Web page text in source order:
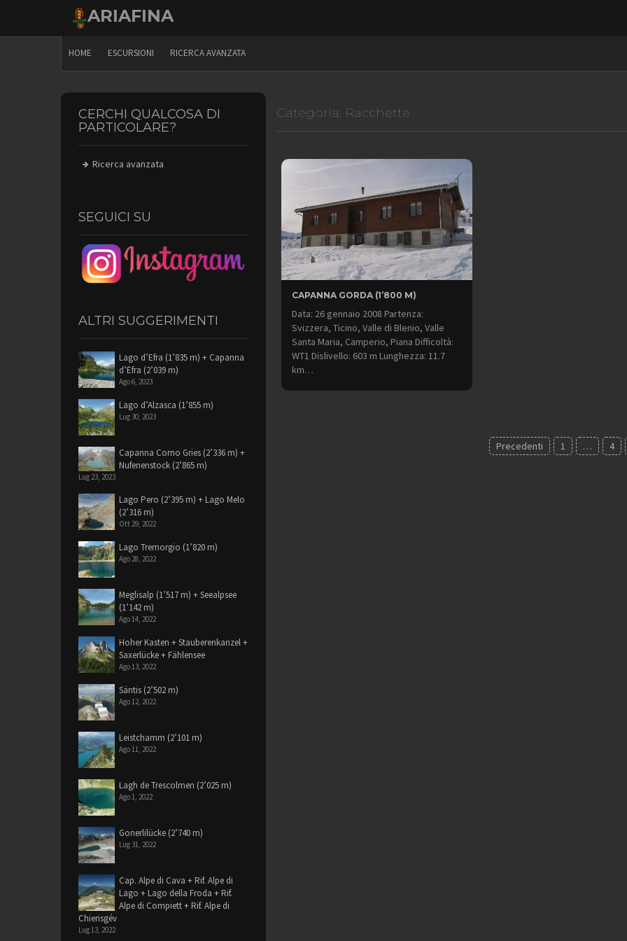
content
ARIAFINA
HOME ESCURSIONI RICERCA AVANZATA
Categoria: Racchette
CAPANNA GORDA (1’800 M)
Data: 26 gennaio 2008 Partenza:
Svizzera, Ticino, Valle di Blenio, Valle
Santa Maria, Camperio, Piana Difficoltà:
WT1 Dislivello: 603 m Lunghezza: 11.7
km…
Precedenti 1 … 4
CERCHI QUALCOSA DI
PARTICOLARE?
Ricerca avanzata
SEGUICI SU
ALTRI SUGGERIMENTI
Lago d’Efra (1’835 m) + Capanna
d’Efra (2’039 m)
Ago 6, 2023
Lago d’Alzasca (1’855 m)
Lug 30, 2023
Capanna Corno Gries (2’336 m) +
Nufenenstock (2’865 m)
Lug 23, 2023
Lago Pero (2’395 m) + Lago Melo
(2’316 m)
Ott 29, 2022
Lago Tremorgio (1’820 m)
Ago 28, 2022
Meglisalp (1’517 m) + Seealpsee
(1’142 m)
Ago 14, 2022
Hoher Kasten + Stauberenkanzel +
Saxerlücke + Fählensee
Ago 13, 2022
Säntis (2’502 m)
Ago 12, 2022
Leistchamm (2’101 m)
Ago 11, 2022
Lagh de Trescolmen (2’025 m)
Ago 1, 2022
Gonerlilücke (2’740 m)
Lug 31, 2022
Cap. Alpe di Cava + Rif. Alpe di
Lago + Lago della Froda + Rif.
Alpe di Compiett + Rif. Alpe di
Chierisgév
Lug 13, 2022